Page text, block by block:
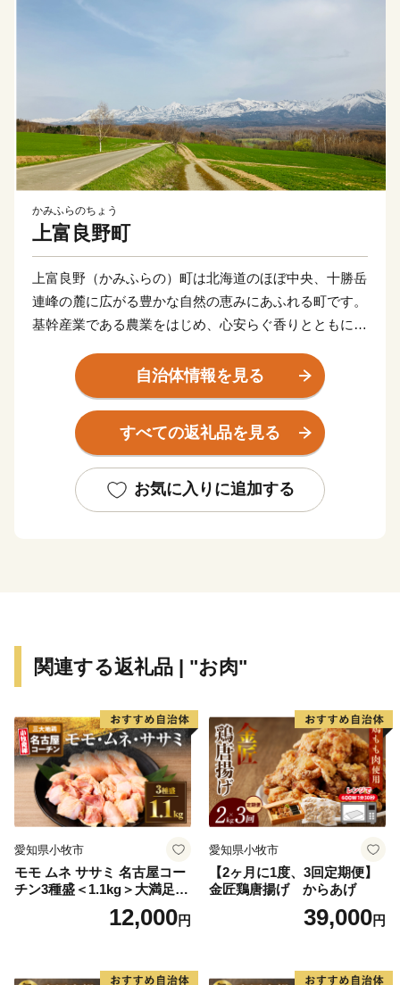
かみふらのちょう
上富良野町
上富良野（かみふらの）町は北海道のほぼ中央、十勝岳
連峰の麓に広がる豊かな自然の恵みにあふれる町です。
基幹産業である農業をはじめ、心安らぐ香りとともに初
む養豚業、雲を見下ろす十勝岳温泉郷、トレイルランや
ヒルクライム（自転車レース）・バックカントリスキー
などのネイチャースポーツ・・・十勝岳や富良野盆地の
雄大な自然が織りなす四季折々の魅力はまさに北海道の
町産の大麦とホップをぜいたくに使用し、毎年ブリュワ
ーがこだわりぬいて醸造する季節・産地”超”限定品「ま
★ほかにも魅力的な返礼品がたくさん‼
説のホップ「ソラチエース」使用【SORACHI 1984】
350ml×12缶×【農林水産大臣賞受賞】ふらの和牛 サー
ロインステーキ 400g (約200g×2枚)
👉メロン ふらの 赤肉メロン LLサイズ 約2kg 2玉 糖度限
界突破 セット
自治体情報を見る
すべての返礼品を見る
お気に入りに追加する
関連する返礼品 | "お肉"
愛知県小牧市
モモ ムネ ササミ 名古屋コー
チン3種盛＜1.1kg＞大満足セ
ット 地鶏 鶏肉12,000円
愛知県小牧市
【2ヶ月に1度、3回定期便】
金匠鶏唐揚げ からあげ
39,000円